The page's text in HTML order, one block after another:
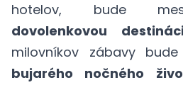
hotelov, bude
dovolenkovou
milovníkov zábavy
bujarého nočného